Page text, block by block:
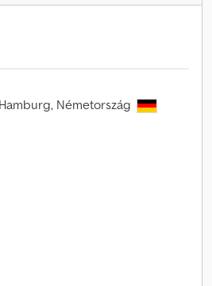
Németország